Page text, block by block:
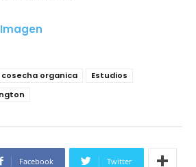
cosecha organica
Estudios
Facebook Twitter